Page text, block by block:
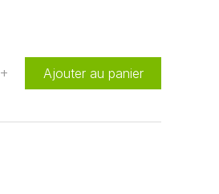
+ Ajouter au panier